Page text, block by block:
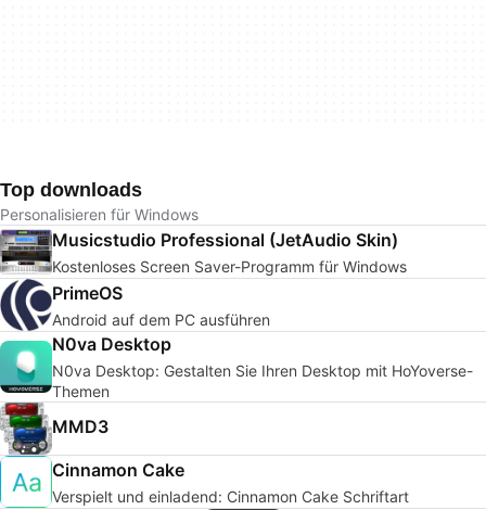
Top downloads
Personalisieren für Windows
Musicstudio Professional (JetAudio Skin)
Kostenloses Screen Saver-Programm für Windows
PrimeOS
Android auf dem PC ausführen
N0va Desktop
N0va Desktop: Gestalten Sie Ihren Desktop mit HoYoverse-
Themen
MMD3
Cinnamon Cake
Verspielt und einladend: Cinnamon Cake Schriftart